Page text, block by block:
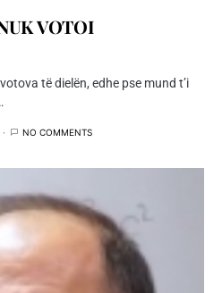
VOTOI
të dielën, edhe pse mund t’i
NO COMMENTS